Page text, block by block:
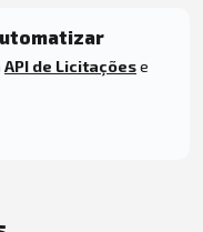
API de Licitaçõese